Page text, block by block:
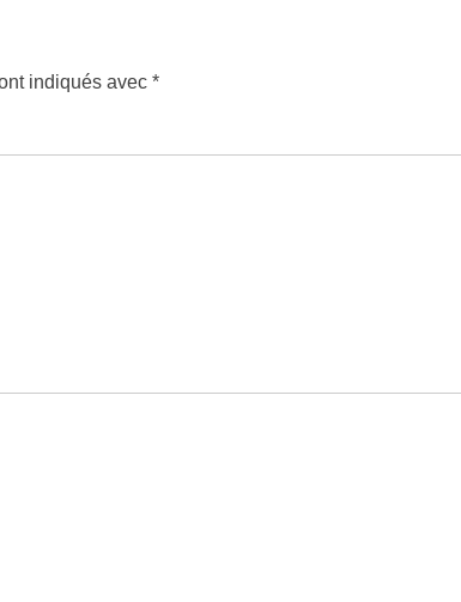
indiqués avec *